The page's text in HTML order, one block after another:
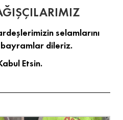
selamlarını
bayramlar dileriz.
Etsin.